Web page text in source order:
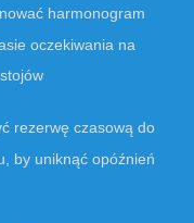
harmonogram
oczekiwania na
rezerwę czasową do
by uniknąć opóźnień